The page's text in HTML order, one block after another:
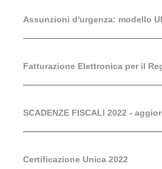
Assunzioni d'urgenza: modello
Fatturazione Elettronica per il
SCADENZE FISCALI 2022 -
Certificazione Unica 2022